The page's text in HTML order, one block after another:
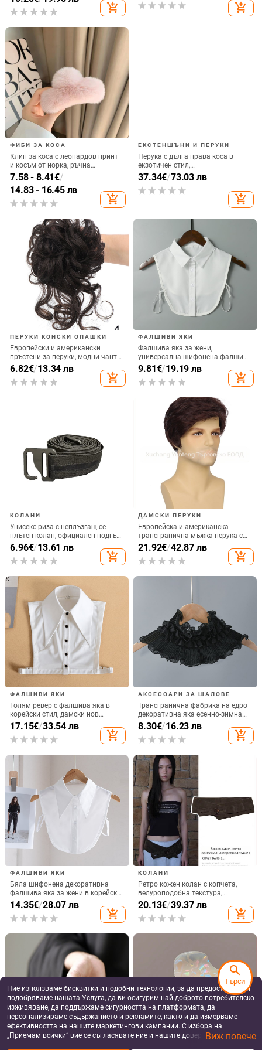
на оплешивяването, модел 3111,
може да се къдри или боядисва
add_shopping_cart
да се боядисва
add_shopping_cart
ФИБИ ЗА КОСА
Клип за коса с леопардов принт
и косъм от норка, ръчна
изработка, ABS материал, клип
със захват за жени
7.58 - 8.41€/
14.83 - 16.45 лв
add_shopping_cart
ЕКСТЕНШЪНИ И ПЕРУКИ
Перука с дълга права коса в
екзотичен стил,
високотемпературна нишка,
модел MYJF476, естествен вид,
челки: равни и наклонени
37.34€/73.03 лв
add_shopping_cart
ПЕРУКИ КОНСКИ ОПАШКИ
Европейски и американски
пръстени за перуки, модни чанти
за коса, ленти за глава с топчета,
естествено пухкави и разрошени
плитки за дълга брада, перуки,
6.82€/13.34 лв
add_shopping_cart
ФАЛШИВИ ЯКИ
Фалшива яка за жени,
универсална шифонена фалшива
яка, есенен и зимен пуловер,
декоративна яка, корейски стил,
фалшива яка на риза, фалшива
9.81€/19.19 лв
add_shopping_cart
КОЛАНИ
Унисекс риза с неплъзгащ се
плътен колан, официален подгъв
на ризата, противобръчков,
противоплъзгащ се, артефакт
корсет, невидим, регулируема
6.96€/13.61 лв
add_shopping_cart
ДАМСКИ ПЕРУКИ
Европейска и американска
трансгранична мъжка перука с
кос бретон, къса, от химически
влакна, копринена шапка с
висока температура
21.92€/42.87 лв
add_shopping_cart
ФАЛШИВИ ЯКИ
Голям ревер с фалшива яка в
корейски стил, дамски нов
пуловер с декоративна яка,
фалшива яка, есен и зима
17.15€/33.54 лв
add_shopping_cart
АКСЕСОАРИ ЗА ШАЛОВЕ
Трансгранична фабрика на едро
декоративна яка есенно-зимна
пелерина шал с разрошени
облачни рамене шал с висока
яка
8.30€/16.23 лв
add_shopping_cart
ФАЛШИВИ ЯКИ
Бяла шифонена декоративна
фалшива яка за жени в корейски
стил, модерна долна част на
ризата, нова есен 2023, фалшива
яка
14.35€/28.07 лв
add_shopping_cart
КОЛАНИ
Ретро кожен колан с копчета,
велуроподобна текстура,
корейски стил за талия
20.13€/39.37 лв
add_shopping_cart
Ние използваме бисквитки и подобни технологии, за да предоставяме и
подобряваме нашата Услуга, да ви осигурим най-доброто потребителско
изживяване, да поддържаме сигурността на платформата, да
персонализираме съдържанието и рекламите, както и да измерваме
ефективността на нашите маркетингови кампании. С избора на
„Приемам всички“ вие се съгласявате ние и нашите доверени партньори
да съхраняваме бисквитки и подобни технологии на вашето устройство
Виж повече
search
Търси